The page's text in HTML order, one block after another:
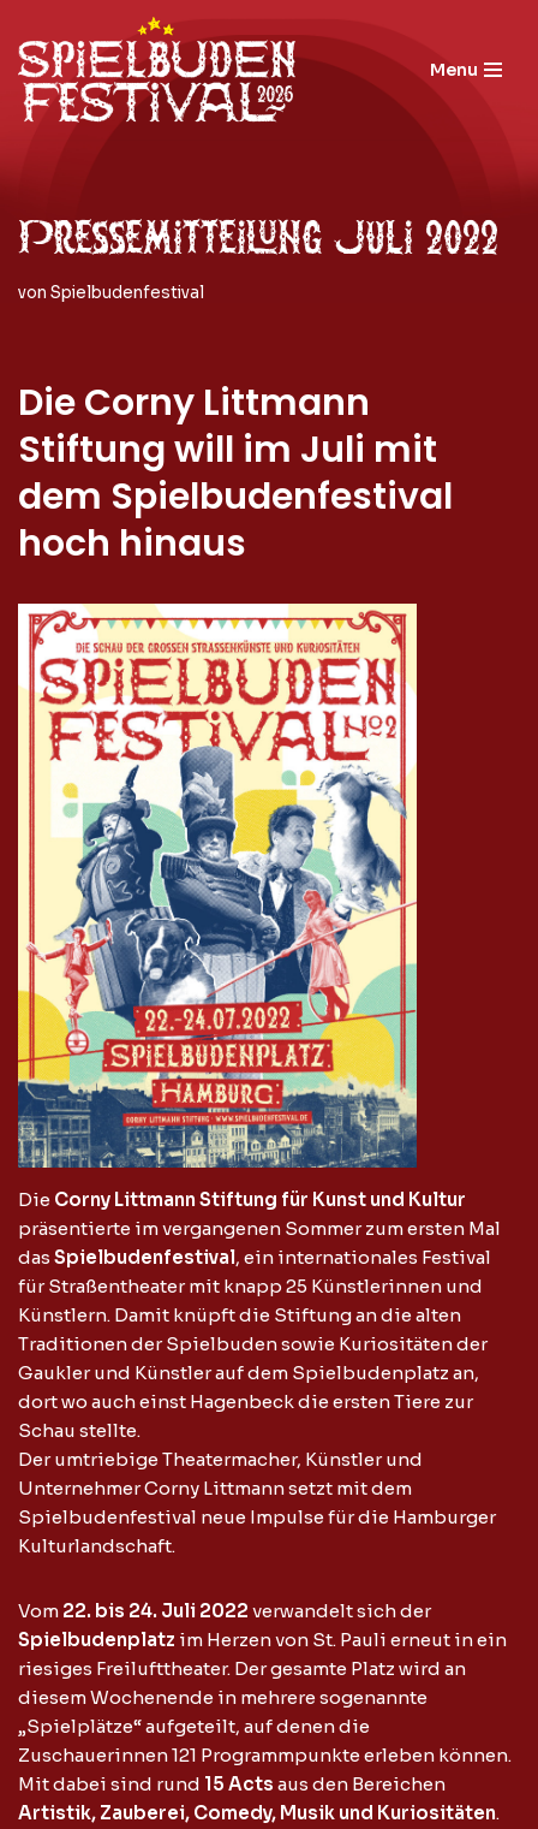
Zum
Inhalt
springen
Menu
Pressemitteilung Juli 2022
von Spielbudenfestival
Die Corny Littmann
Stiftung will im Juli mit
dem Spielbudenfestival
hoch hinaus
Die Corny Littmann Stiftung für Kunst und Kultur
präsentierte im vergangenen Sommer zum ersten Mal
das Spielbudenfestival , ein internationales Festival
für Straßentheater mit knapp 25 Künstlerinnen und
Künstlern. Damit knüpft die Stiftung an die alten
Traditionen der Spielbuden sowie Kuriositäten der
Gaukler und Künstler auf dem Spielbudenplatz an,
dort wo auch einst Hagenbeck die ersten Tiere zur
Schau stellte.
Der umtriebige Theatermacher, Künstler und
Unternehmer Corny Littmann setzt mit dem
Spielbudenfestival neue Impulse für die Hamburger
Kulturlandschaft.
Vom 22. bis 24. Juli 2022 verwandelt sich der
Spielbudenplatz im Herzen von St. Pauli erneut in ein
riesiges Freilufttheater. Der gesamte Platz wird an
diesem Wochenende in mehrere sogenannte
„Spielplätze“ aufgeteilt, auf denen die
Zuschauerinnen 121 Programmpunkte erleben können.
Mit dabei sind rund 15 Acts aus den Bereichen
Artistik, Zauberei, Comedy, Musik und Kuriositäten.